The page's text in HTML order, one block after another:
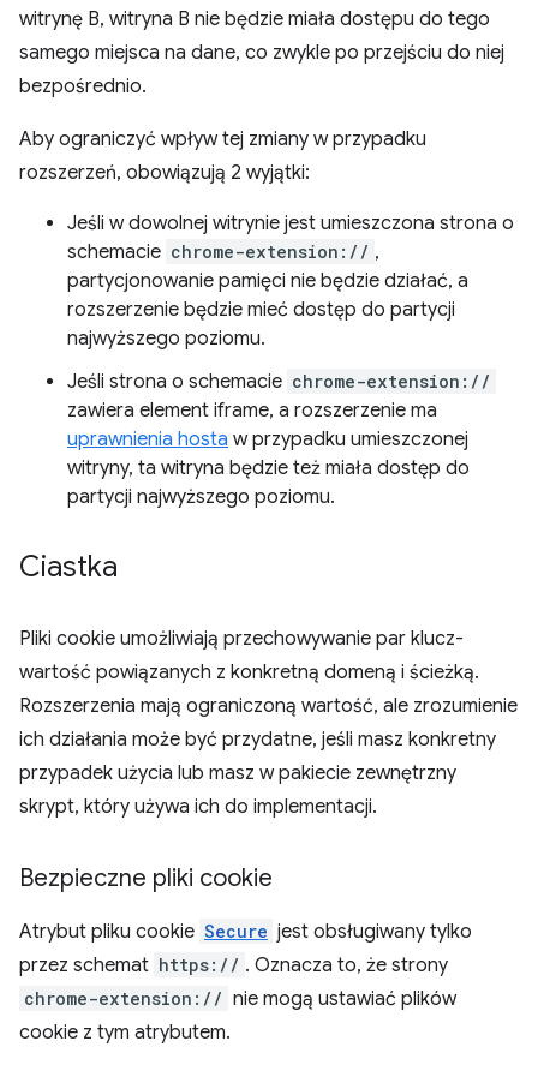
witrynę B, witryna B nie będzie miała dostępu do tego
samego miejsca na dane, co zwykle po przejściu do niej
bezpośrednio.
Aby ograniczyć wpływ tej zmiany w przypadku
rozszerzeń, obowiązują 2 wyjątki:
Jeśli w dowolnej witrynie jest umieszczona strona o
schemacie chrome-extension:// ,
partycjonowanie pamięci nie będzie działać, a
rozszerzenie będzie mieć dostęp do partycji
najwyższego poziomu.
Jeśli strona o schemacie chrome-extension://
zawiera element iframe, a rozszerzenie ma
uprawnienia hosta w przypadku umieszczonej
witryny, ta witryna będzie też miała dostęp do
partycji najwyższego poziomu.
Ciastka
Pliki cookie umożliwiają przechowywanie par klucz-
wartość powiązanych z konkretną domeną i ścieżką.
Rozszerzenia mają ograniczoną wartość, ale zrozumienie
ich działania może być przydatne, jeśli masz konkretny
przypadek użycia lub masz w pakiecie zewnętrzny
skrypt, który używa ich do implementacji.
Bezpieczne pliki cookie
Atrybut pliku cookie Secure jest obsługiwany tylko
przez schemat https:// . Oznacza to, że strony
chrome-extension:// nie mogą ustawiać plików
cookie z tym atrybutem.